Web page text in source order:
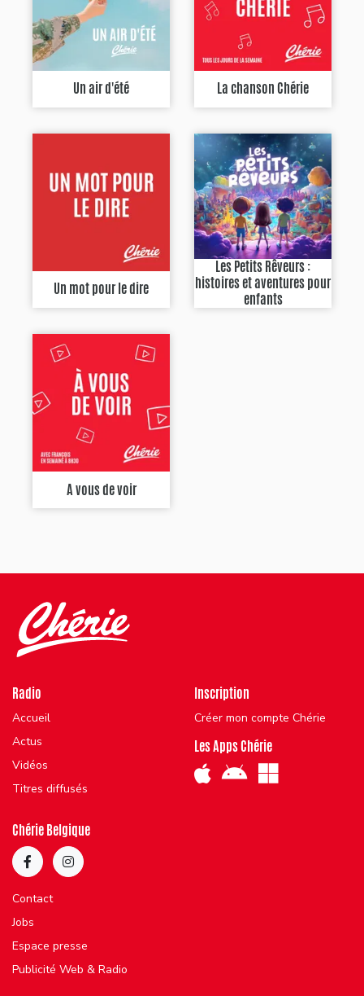
Un air d'été La chanson Chérie
Un mot pour le dire
Les Petits Rêveurs :
histoires et aventures pour
enfants
A vous de voir
Radio
Accueil
Actus
Vidéos
Titres diffusés
Inscription
Créer mon compte Chérie
Les Apps Chérie
Chérie Belgique
Contact
Jobs
Espace presse
Publicité Web & Radio